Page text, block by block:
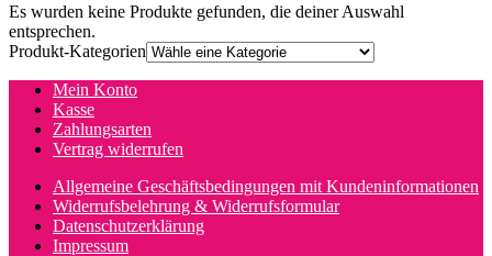
Es wurden keine Produkte gefunden, die deiner Auswahl
entsprechen.
Produkt-Kategorien
Mein Konto
Kasse
Zahlungsarten
Vertrag widerrufen
Allgemeine Geschäftsbedingungen mit Kundeninformationen
Widerrufsbelehrung & Widerrufsformular
Datenschutzerklärung
Impressum